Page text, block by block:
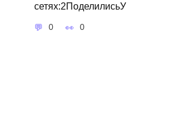
сетях:2ПоделилисьУ
0 0